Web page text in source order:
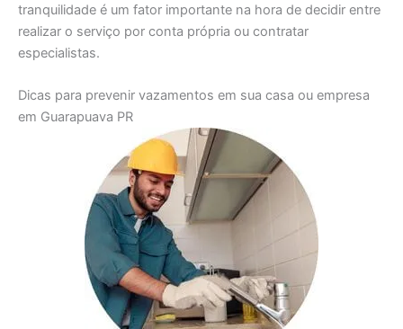
tranquilidade é um fator importante na hora de decidir entre
realizar o serviço por conta própria ou contratar
especialistas.
Dicas para prevenir vazamentos em sua casa ou empresa
em Guarapuava PR